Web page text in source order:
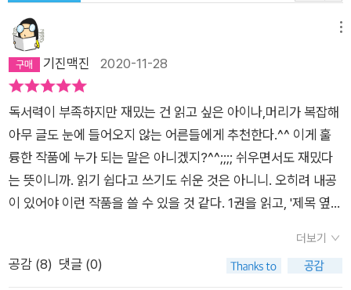
기진맥진 2020-11-28
독서력이 부족하지만 재밌는 건 읽고 싶은 아이나,머리가 복잡해
아무 글도 눈에 들어오지 않는 어른들에게 추천한다.^^ 이게 훌
륭한 작품에 누가 되는 말은 아니겠지?^^;;;; 쉬우면서도 재밌다
는 뜻이니까. 읽기 쉽다고 쓰기도 쉬운 것은 아니니. 오히려 내공
이 있어야 이런 작품을 쓸 수 있을 것 같다. 1권을 읽고, '제목 옆에
않아 이렇게 나왔다. 요즘 고양이 없이는 얘기가 안된다는 우스개
가 있을 정도로 흔하게 등장하는 고양이지만, 깜냥은 특별한 매력
더보기
공감 (8) 댓글 (0)